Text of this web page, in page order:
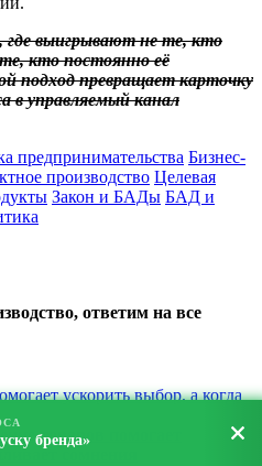
выигрывают не те, кто
кто постоянно её
подход превращает карточку
в управляемый канал
предпринимательства Бизнес-
производство Целевая
Закон и БАДы БАД и
ответим на все
товаров помогает
сомнения
бренда»